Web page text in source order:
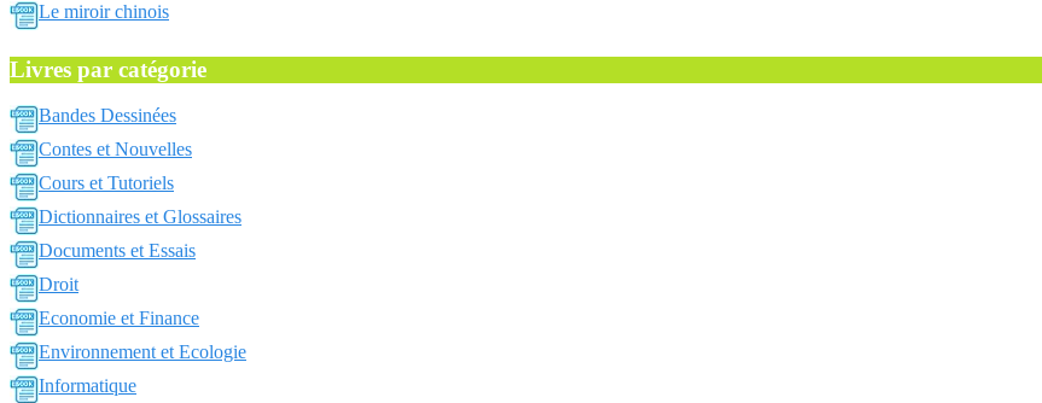
Le miroir chinois
Livres par catégorie
Bandes Dessinées
Contes et Nouvelles
Cours et Tutoriels
Dictionnaires et Glossaires
Documents et Essais
Droit
Economie et Finance
Environnement et Ecologie
Informatique